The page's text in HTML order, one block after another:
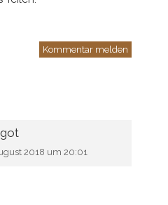
Kommentar melden
2018 um 20:01